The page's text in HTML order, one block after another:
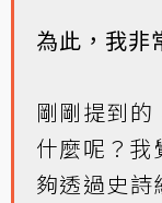
為此，我非
剛剛提到
什麼呢？我
夠透過史詩